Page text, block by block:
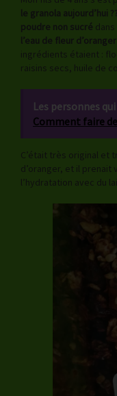
le granola aujourd’hui ??
poudre non sucré
l’eau de fleur d’oranger
ingrédients étaient :
raisins secs, huile de
Les personnes
Comment faire
C’était très original et
d’oranger, et il prenait
l’hydratation avec du